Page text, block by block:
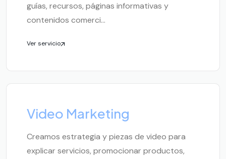
guías, recursos, páginas informativas y
contenidos comerci...
Ver servicio
Video Marketing
Creamos estrategia y piezas de video para
explicar servicios, promocionar productos,